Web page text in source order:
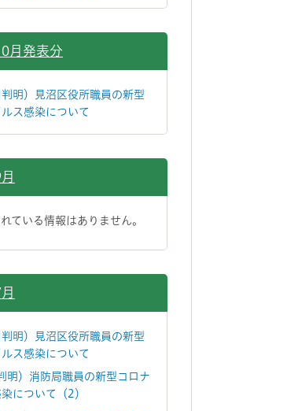
月発表分
判明）見沼区役所職員の新型
ス感染について
ている情報はありません。
判明）見沼区役所職員の新型
ス感染について
明）消防局職員の新型コロナ
について（2）